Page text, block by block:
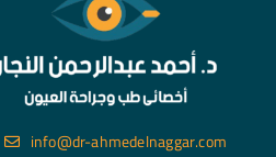
info@dr-ahmedelnaggar.com